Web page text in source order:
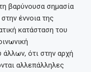
βαρύνουσα σημασία
έννοια της
κατάσταση του
άλλων, ότι στην αρχή
αλλεπάλληλες